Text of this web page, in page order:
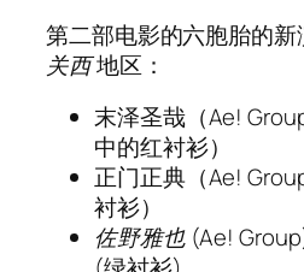
第二部电影的六胞胎的
关西地区：
末泽圣哉（Ae!
中的红衬衫）
正门正典（Ae!
衬衫）
佐野雅也(Ae!